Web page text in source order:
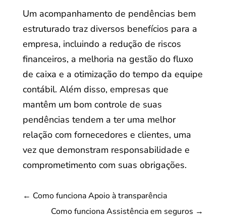
Um acompanhamento de pendências bem
estruturado traz diversos benefícios para a
empresa, incluindo a redução de riscos
financeiros, a melhoria na gestão do fluxo
de caixa e a otimização do tempo da equipe
contábil. Além disso, empresas que
mantêm um bom controle de suas
pendências tendem a ter uma melhor
relação com fornecedores e clientes, uma
vez que demonstram responsabilidade e
comprometimento com suas obrigações.
← Como funciona Apoio à transparência
Como funciona Assistência em seguros →